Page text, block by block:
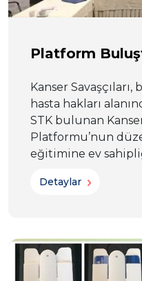
Platform
Kanser
hasta hakları
STK bulunan
Platformu’nun
eğitimine ev
Detaylar